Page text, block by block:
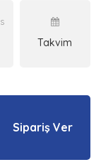
Takvim
Sipariş Ver